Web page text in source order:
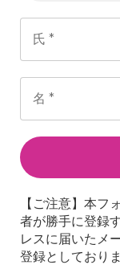
【ご注意】本フ
者が勝手に登録
レスに届いたメ
登録としておりま